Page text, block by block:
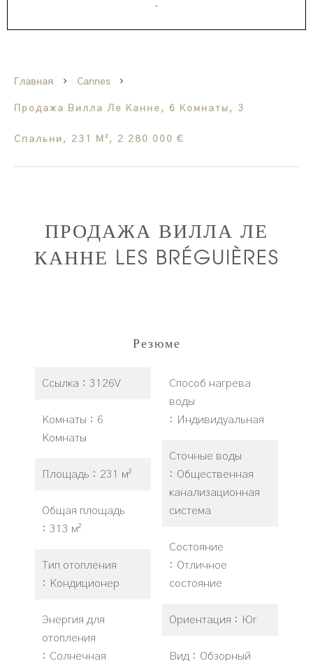
·
Главная Cannes
Продажа Вилла Ле Канне, 6 Комнаты, 3
Спальни, 231 М², 2 280 000 €
ПРОДАЖА ВИЛЛА ЛЕ
КАННЕ LES BRÉGUIÈRES
Резюме
Ссылка 3126V
Комнаты
6
Комнаты
Площадь 231 м²
Общая площадь
313 м²
Тип отопления
Кондиционер
Энергия для
отопления
Солнечная
Способ нагрева
воды
Индивидуальная
Сточные воды
Общественная
канализационная
система
Состояние
Отличное
состояние
Ориентация Юг
Вид
Обзорный